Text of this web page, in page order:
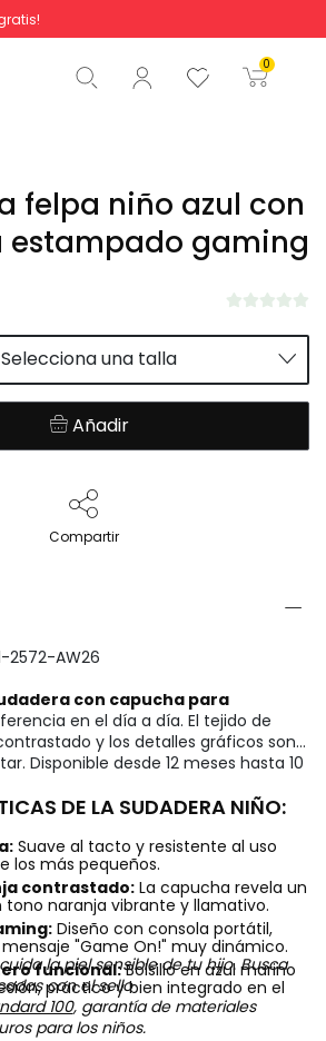
0
0,00 €
pedido
felpa niño azul con
estampado gaming
Selecciona una talla
Añadir
Compartir
2572-AW26
con capucha para
en el día a día. El tejido de
y los detalles gráficos son
Disponible desde 12 meses hasta 10
DE LA SUDADERA NIÑO:
Suave al tacto y resistente al uso
los más pequeños.
contrastado:La capucha revela un
tono naranja vibrante y llamativo.
Diseño con consola portátil,
"Game On!" muy dinámico.
funcional:Bolsillo en azul marino
práctico y bien integrado en el
la piel sensible de tu hijo. Busca
con el sello
100, garantía de materiales
para los niños.